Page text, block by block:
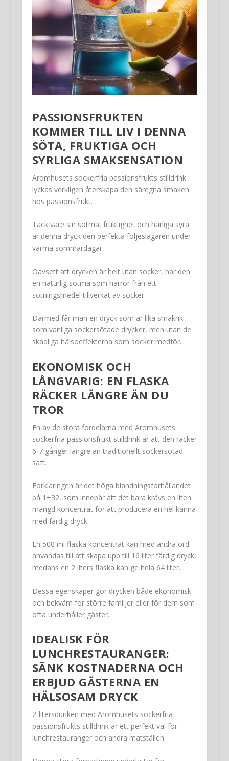
PASSIONSFRUKTEN
KOMMER TILL LIV I DENNA
SÖTA, FRUKTIGA OCH
SYRLIGA SMAKSENSATION
Aromhusets sockerfria passionsfrukts stilldrink
lyckas verkligen återskapa den säregna smaken
hos passionsfrukt.
Tack vare sin sötma, fruktighet och härliga syra
är denna dryck den perfekta följeslagaren under
varma sommardagar.
Oavsett att drycken är helt utan socker, har den
en naturlig sötma som härrör från ett
sötningsmedel tillverkat av socker.
Därmed får man en dryck som är lika smakrik
som vanliga sockersötade drycker, men utan de
skadliga hälsoeffekterna som socker medför.
EKONOMISK OCH
LÅNGVARIG: EN FLASKA
RÄCKER LÄNGRE ÄN DU
TROR
En av de stora fördelarna med Aromhusets
sockerfria passionsfrukt stilldrink är att den räcker
6-7 gånger längre än traditionellt sockersötad
saft.
Förklaringen är det höga blandningsförhållandet
på 1+32, som innebär att det bara krävs en liten
mängd koncentrat för att producera en hel kanna
med färdig dryck.
En 500 ml flaska koncentrat kan med andra ord
användas till att skapa upp till 16 liter färdig dryck,
medans en 2 liters flaska kan ge hela 64 liter.
Dessa egenskaper gör drycken både ekonomisk
och bekväm för större familjer eller för dem som
ofta underhåller gäster.
IDEALISK FÖR
LUNCHRESTAURANGER:
SÄNK KOSTNADERNA OCH
ERBJUD GÄSTERNA EN
HÄLSOSAM DRYCK
2-litersdunken med Aromhusets sockerfria
passionsfrukts stilldrink är ett perfekt val för
lunchrestauranger och andra matställen.